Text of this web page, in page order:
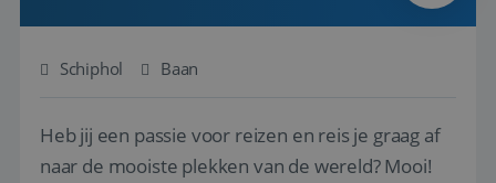
Schiphol Baan
Heb jij een passie voor reizen en reis je graag af
naar de mooiste plekken van de wereld? Mooi!